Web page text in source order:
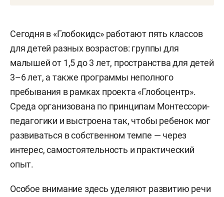
Сегодня в «Глобокидс» работают пять классов
для детей разных возрастов: группы для
малышей от 1,5 до 3 лет, пространства для детей
3–6 лет, а также программы неполного
пребывания в рамках проекта «Глобоцентр».
Среда организована по принципам Монтессори-
педагогики и выстроена так, чтобы ребенок мог
развиваться в собственном темпе — через
интерес, самостоятельность и практический
опыт.
Особое внимание здесь уделяют развитию речи